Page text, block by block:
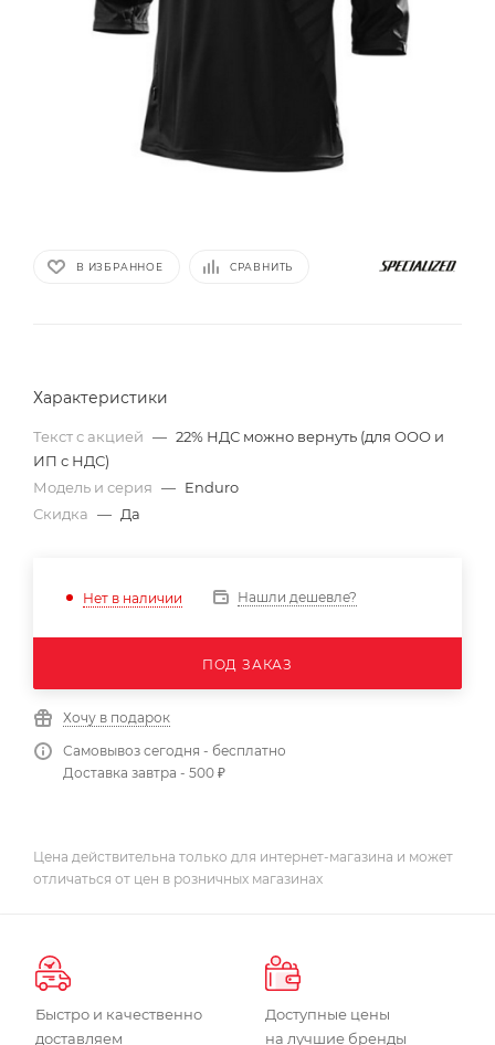
В ИЗБРАННОЕ СРАВНИТЬ
Характеристики
Текст с акцией — 22% НДС можно вернуть (для ООО и
ИП с НДС)
Модель и серия — Enduro
Скидка — Да
Нет в наличии Нашли дешевле?
ПОД ЗАКАЗ
Хочу в подарок
Самовывоз сегодня - бесплатно
Доставка завтра - 500 ₽
Цена действительна только для интернет-магазина и может
отличаться от цен в розничных магазинах
Быстро и качественно
доставляем
Доступные цены
на лучшие бренды